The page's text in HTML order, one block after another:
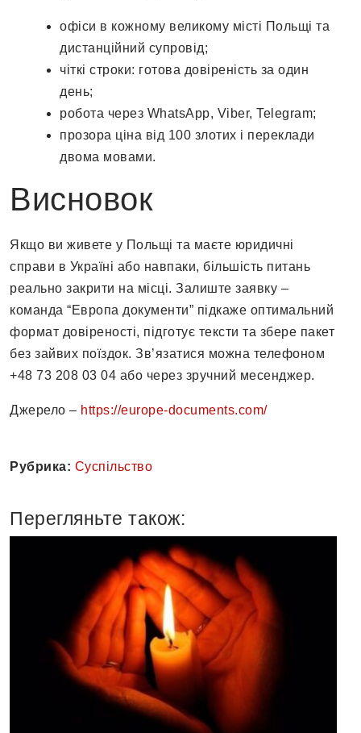
офіси в кожному великому місті Польщі та
дистанційний супровід;
чіткі строки: готова довіреність за один
день;
робота через WhatsApp, Viber, Telegram;
прозора ціна від 100 злотих і переклади
двома мовами.
Висновок
Якщо ви живете у Польщі та маєте юридичні
справи в Україні або навпаки, більшість питань
реально закрити на місці. Залиште заявку –
команда “Европа документи” підкаже оптимальний
формат довіреності, підготує тексти та збере пакет
без зайвих поїздок. Зв’язатися можна телефоном
+48 73 208 03 04 або через зручний месенджер.
Джерело – https://europe-documents.com/
Рубрика: Суспільство
Перегляньте також: